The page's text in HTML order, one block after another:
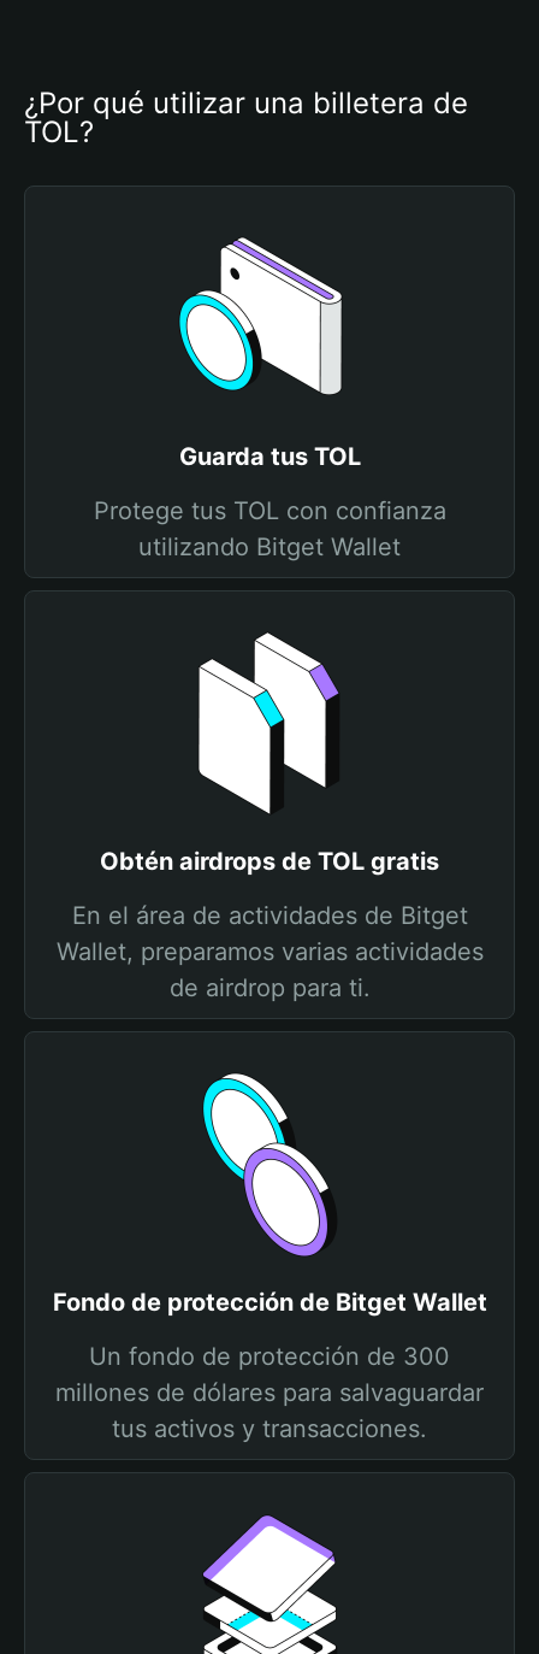
¿Por qué utilizar una billetera de
TOL?
Guarda tus TOL
Protege tus TOL con confianza
utilizando Bitget Wallet
Obtén airdrops de TOL gratis
En el área de actividades de Bitget
Wallet, preparamos varias actividades
de airdrop para ti.
Fondo de protección de Bitget Wallet
Un fondo de protección de 300
millones de dólares para salvaguardar
tus activos y transacciones.